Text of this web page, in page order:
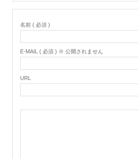
名前 ( 必須 )
E-MAIL ( 必須 ) ※ 公開されません
URL